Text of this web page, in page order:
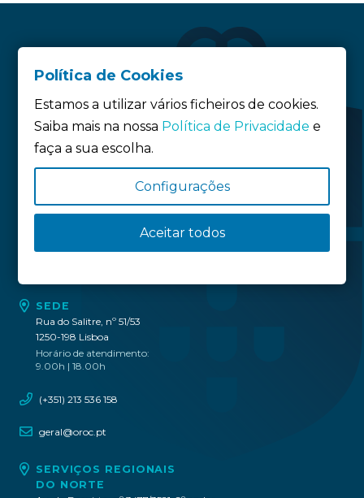
Política de Cookies
SEDE
Rua do Salitre, nº 51/53
1250-198 Lisboa
Horário de atendimento:
9.00h | 18.00h
(+351) 213 536 158
geral@oroc.pt
SERVIÇOS REGIONAIS
DO NORTE
Política de Cookies
Estamos a utilizar vários ficheiros de cookies.
Saiba mais na nossa Política de Privacidade e
faça a sua escolha.
Configurações
Aceitar todos